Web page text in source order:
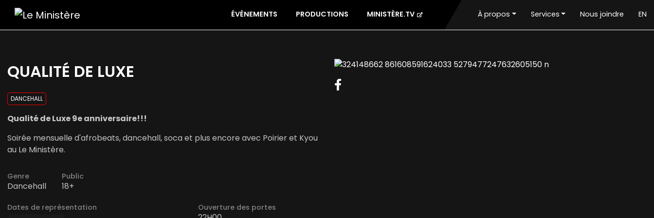
ÉVÉNEMENTS PRODUCTIONS MINISTÈRE.TV À propos Services Nous joindre EN
QUALITÉ DE LUXE
DANCEHALL
Qualité de Luxe 9e anniversaire!!!
Soirée mensuelle d'afrobeats, dancehall, soca et plus encore avec Poirier et Kyou
au Le Ministère.
Genre
Dancehall
Public
18+
Dates de représentation Ouverture des portes